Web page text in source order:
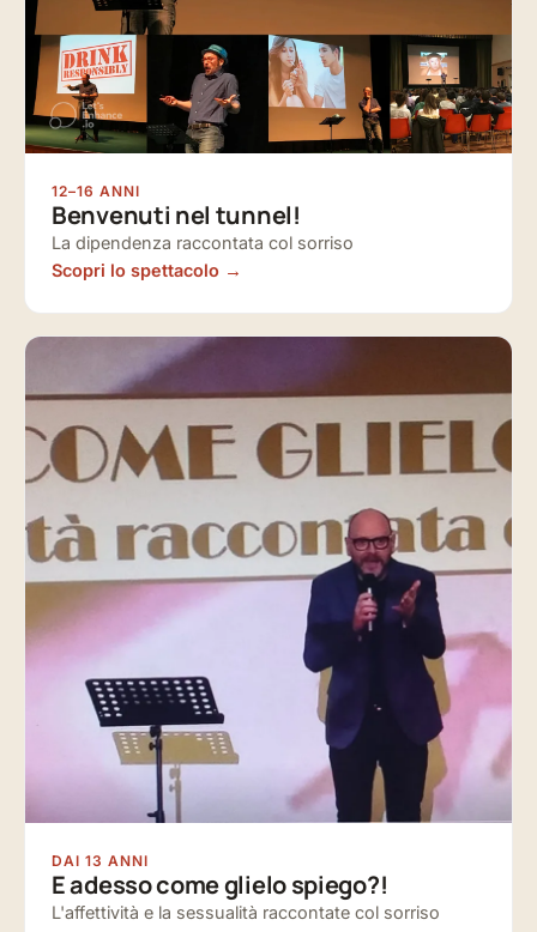
12–16 ANNI
Benvenuti nel tunnel!
La dipendenza raccontata col sorriso
Scopri lo spettacolo
DAI 13 ANNI
E adesso come glielo spiego?!
L'affettività e la sessualità raccontate col sorriso